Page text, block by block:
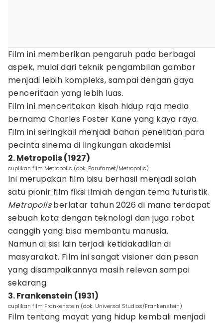
Film ini memberikan pengaruh pada berbagai
aspek, mulai dari teknik pengambilan gambar
menjadi lebih kompleks, sampai dengan gaya
penceritaan yang lebih luas.
Film ini menceritakan kisah hidup raja media
bernama Charles Foster Kane yang kaya raya.
Film ini seringkali menjadi bahan penelitian para
pecinta sinema di lingkungan akademisi.
2. Metropolis (1927)
cuplikan film Metropolis (dok. Parufamet/Metropolis)
Ini merupakan film bisu berhasil menjadi salah
satu pionir film fiksi ilmiah dengan tema futuristik.
Metropolisberlatar tahun 2026 di mana terdapat
sebuah kota dengan teknologi dan juga robot
canggih yang bisa membantu manusia.
Namun di sisi lain terjadi ketidakadilan di
masyarakat. Film ini sangat visioner dan pesan
yang disampaikannya masih relevan sampai
sekarang.
3. Frankenstein (1931)
cuplikan film Frankenstein (dok. Universal Studios/Frankenstein)
Film tentang mayat yang hidup kembali menjadi